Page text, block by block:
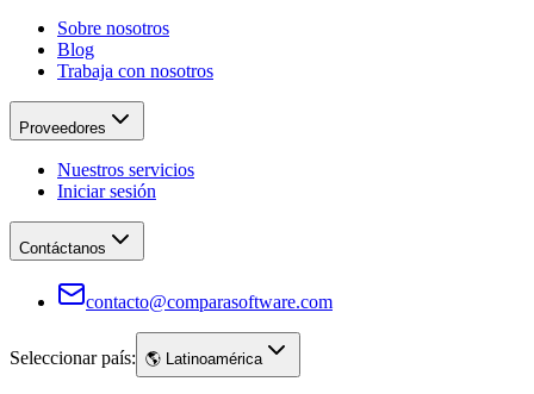
Sobre nosotros
Blog
Trabaja con nosotros
Proveedores
Nuestros servicios
Iniciar sesión
Contáctanos
contacto@comparasoftware.com
Seleccionar país: 🌎 Latinoamérica